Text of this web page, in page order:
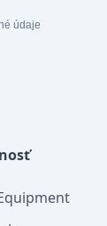
údaje